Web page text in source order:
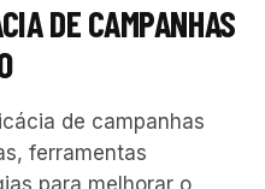
DE CAMPANHAS
de campanhas
ferramentas
para melhorar o